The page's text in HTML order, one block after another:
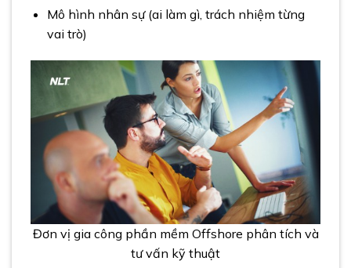
Mô hình nhân sự (ai làm gì, trách nhiệm từng
vai trò)
Đơn vị gia công phần mềm Offshore phân tích và
tư vấn kỹ thuật